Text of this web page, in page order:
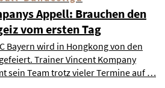
Appell: Brauchen den
vom ersten Tag
Bayern wird in Hongkong von den
Trainer Vincent Kompany
sein Team trotz vieler Termine auf …